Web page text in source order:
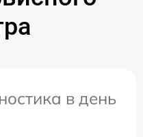
в день